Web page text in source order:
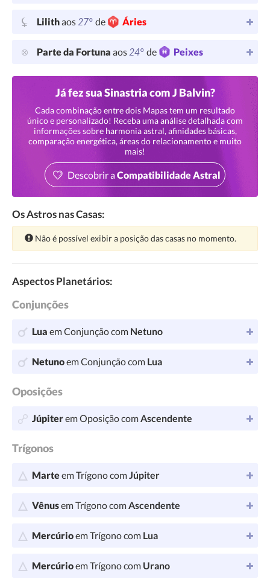
Lilithaos27° de Áries
Parte da Fortuna aos24° de Peixes
Já fez sua Sinastria com J Balvin?
Cada combinação entre dois Mapas tem um resultado
único e personalizado! Receba uma análise detalhada com
informações sobre harmonia astral, afinidades básicas,
comparação energética, áreas do relacionamento e muito
mais!
Descobrir aCompatibilidade Astral
Os Astros nas Casas:
Atenção:
Não é possível exibir a posição das casas no momento.
Aspectos Planetários:
Conjunções
Lua em Conjunção com Netuno
Netunoem Conjunção com Lua
Oposições
Júpiterem Oposição comAscendente
Trígonos
Marteem Trígono comJúpiter
Vênusem Trígono comAscendente
Mercúrioem Trígono com Lua
Mercúrioem Trígono com Urano